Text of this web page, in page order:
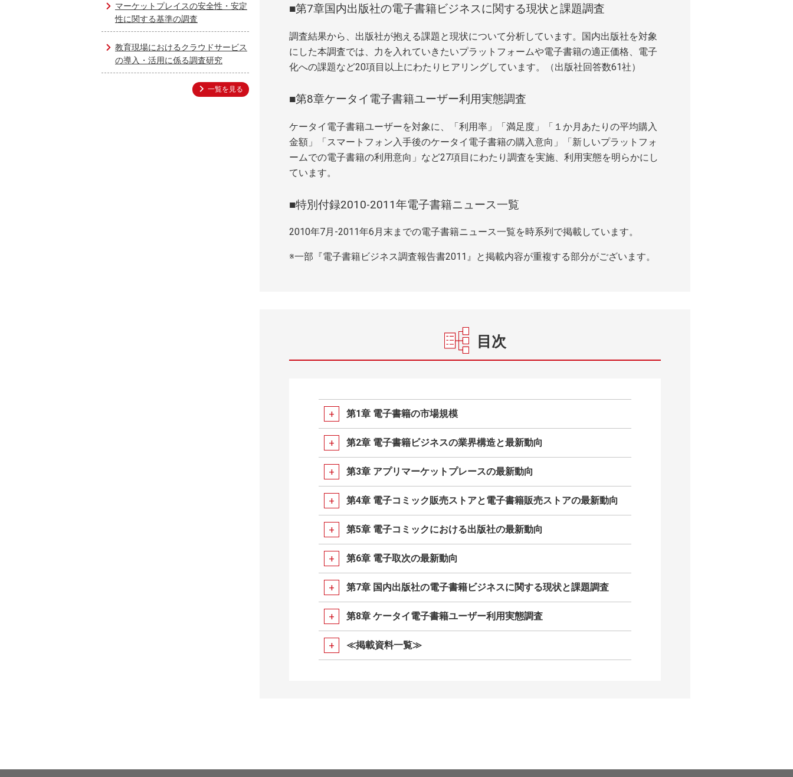
マーケットプレイスの安全性・安定
性に関する基準の調査
教育現場におけるクラウドサービス
の導入・活用に係る調査研究
一覧を見る
■第7章国内出版社の電子書籍ビジネスに関する現状と課題調査
調査結果から、出版社が抱える課題と現状について分析しています。国内出版社を対象
にした本調査では、力を入れていきたいプラットフォームや電子書籍の適正価格、電子
化への課題など20項目以上にわたりヒアリングしています。（出版社回答数61社）
■第8章ケータイ電子書籍ユーザー利用実態調査
ケータイ電子書籍ユーザーを対象に、「利用率」「満足度」「１か月あたりの平均購入
金額」「スマートフォン入手後のケータイ電子書籍の購入意向」「新しいプラットフォ
ームでの電子書籍の利用意向」など27項目にわたり調査を実施、利用実態を明らかにし
ています。
■特別付録2010-2011年電子書籍ニュース一覧
2010年7月-2011年6月末までの電子書籍ニュース一覧を時系列で掲載しています。
※一部『電子書籍ビジネス調査報告書2011』と掲載内容が重複する部分がございます。
目次
第1章 電子書籍の市場規模
第2章 電子書籍ビジネスの業界構造と最新動向
第3章 アプリマーケットプレースの最新動向
第4章 電子コミック販売ストアと電子書籍販売ストアの最新動向
第5章 電子コミックにおける出版社の最新動向
第6章 電子取次の最新動向
第7章 国内出版社の電子書籍ビジネスに関する現状と課題調査
第8章 ケータイ電子書籍ユーザー利用実態調査
≪掲載資料一覧≫